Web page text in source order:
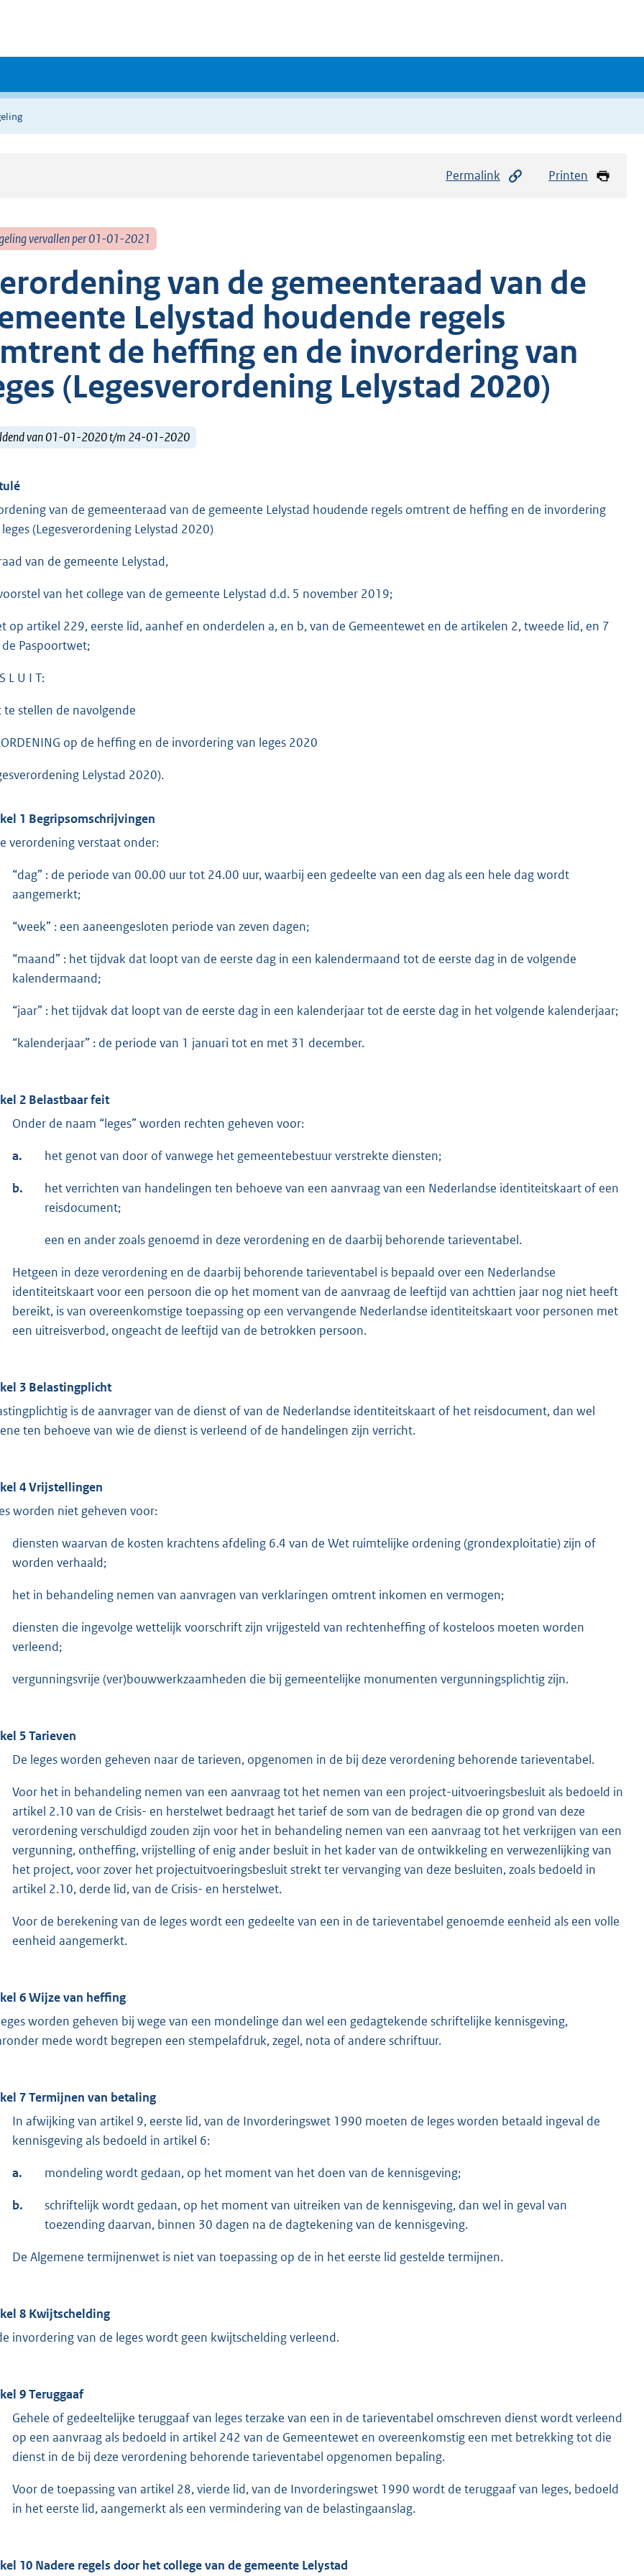
Permalink Printen
vervallen per 01-01-2021
van de gemeenteraad van de
Lelystad houdende regels
de heffing en de invordering van
(Legesverordening Lelystad 2020)
van 01-01-2020 t/m 24-01-2020
van de gemeenteraad van de gemeente Lelystad houdende regels omtrent de heffing en de invordering
(Legesverordening Lelystad 2020)
van de gemeente Lelystad,
van het college van de gemeente Lelystad d.d. 5 november 2019;
op artikel 229, eerste lid, aanhef en onderdelen a, en b, van de Gemeentewet en de artikelen 2, tweede lid, en 7
Paspoortwet;
L U I T:
te stellen de navolgende
op de heffing en de invordering van leges 2020
Lelystad 2020).
1 Begripsomschrijvingen
verordening verstaat onder:
“dag” : de periode van 00.00 uur tot 24.00 uur, waarbij een gedeelte van een dag als een hele dag wordt
aangemerkt;
“week” : een aaneengesloten periode van zeven dagen;
“maand” : het tijdvak dat loopt van de eerste dag in een kalendermaand tot de eerste dag in de volgende
kalendermaand;
“jaar” : het tijdvak dat loopt van de eerste dag in een kalenderjaar tot de eerste dag in het volgende kalenderjaar;
“kalenderjaar” : de periode van 1 januari tot en met 31 december.
2 Belastbaar feit
Onder de naam “leges” worden rechten geheven voor:
a. het genot van door of vanwege het gemeentebestuur verstrekte diensten;
b.
het verrichten van handelingen ten behoeve van een aanvraag van een Nederlandse identiteitskaart of een
reisdocument;
een en ander zoals genoemd in deze verordening en de daarbij behorende tarieventabel.
Hetgeen in deze verordening en de daarbij behorende tarieventabel is bepaald over een Nederlandse
identiteitskaart voor een persoon die op het moment van de aanvraag de leeftijd van achttien jaar nog niet heeft
bereikt, is van overeenkomstige toepassing op een vervangende Nederlandse identiteitskaart voor personen met
een uitreisverbod, ongeacht de leeftijd van de betrokken persoon.
3 Belastingplicht
is de aanvrager van de dienst of van de Nederlandse identiteitskaart of het reisdocument, dan wel
ten behoeve van wie de dienst is verleend of de handelingen zijn verricht.
4 Vrijstellingen
worden niet geheven voor:
diensten waarvan de kosten krachtens afdeling 6.4 van de Wet ruimtelijke ordening (grondexploitatie) zijn of
worden verhaald;
het in behandeling nemen van aanvragen van verklaringen omtrent inkomen en vermogen;
diensten die ingevolge wettelijk voorschrift zijn vrijgesteld van rechtenheffing of kosteloos moeten worden
verleend;
vergunningsvrije (ver)bouwwerkzaamheden die bij gemeentelijke monumenten vergunningsplichtig zijn.
5 Tarieven
De leges worden geheven naar de tarieven, opgenomen in de bij deze verordening behorende tarieventabel.
Voor het in behandeling nemen van een aanvraag tot het nemen van een project-uitvoeringsbesluit als bedoeld in
artikel 2.10 van de Crisis- en herstelwet bedraagt het tarief de som van de bedragen die op grond van deze
verordening verschuldigd zouden zijn voor het in behandeling nemen van een aanvraag tot het verkrijgen van een
vergunning, ontheffing, vrijstelling of enig ander besluit in het kader van de ontwikkeling en verwezenlijking van
het project, voor zover het projectuitvoeringsbesluit strekt ter vervanging van deze besluiten, zoals bedoeld in
artikel 2.10, derde lid, van de Crisis- en herstelwet.
Voor de berekening van de leges wordt een gedeelte van een in de tarieventabel genoemde eenheid als een volle
eenheid aangemerkt.
6 Wijze van heffing
worden geheven bij wege van een mondelinge dan wel een gedagtekende schriftelijke kennisgeving,
mede wordt begrepen een stempelafdruk, zegel, nota of andere schriftuur.
7 Termijnen van betaling
In afwijking van artikel 9, eerste lid, van de Invorderingswet 1990 moeten de leges worden betaald ingeval de
kennisgeving als bedoeld in artikel 6:
a. mondeling wordt gedaan, op het moment van het doen van de kennisgeving;
b.
schriftelijk wordt gedaan, op het moment van uitreiken van de kennisgeving, dan wel in geval van
toezending daarvan, binnen 30 dagen na de dagtekening van de kennisgeving.
De Algemene termijnenwet is niet van toepassing op de in het eerste lid gestelde termijnen.
8 Kwijtschelding
invordering van de leges wordt geen kwijtschelding verleend.
9 Teruggaaf
Gehele of gedeeltelijke teruggaaf van leges terzake van een in de tarieventabel omschreven dienst wordt verleend
op een aanvraag als bedoeld in artikel 242 van de Gemeentewet en overeenkomstig een met betrekking tot die
dienst in de bij deze verordening behorende tarieventabel opgenomen bepaling.
Voor de toepassing van artikel 28, vierde lid, van de Invorderingswet 1990 wordt de teruggaaf van leges, bedoeld
in het eerste lid, aangemerkt als een vermindering van de belastingaanslag.
10 Nadere regels door het college van de gemeente Lelystad